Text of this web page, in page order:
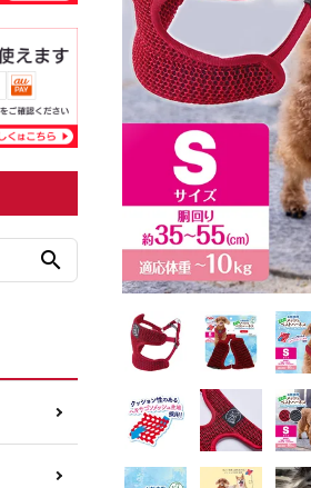
またたび・元気草
ダイエット中にオススメ
search